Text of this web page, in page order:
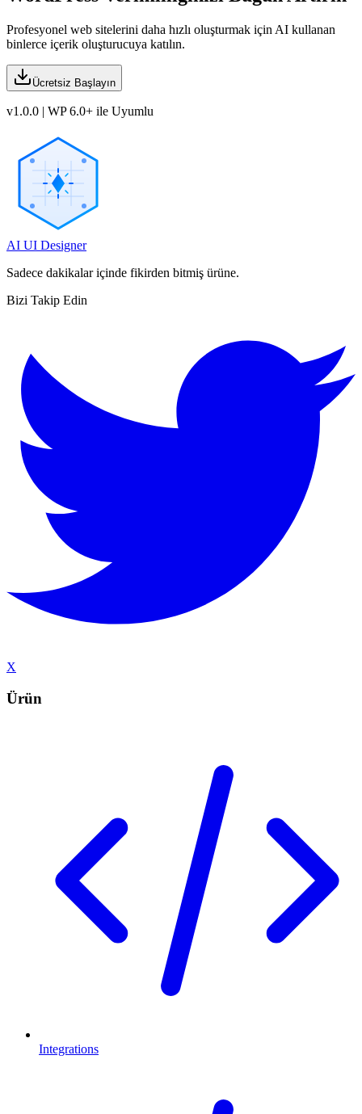
Profesyonel web sitelerini daha hızlı oluşturmak için AI kullanan
binlerce içerik oluşturucuya katılın.
Ücretsiz Başlayın
v1.0.0 | WP 6.0+ ile Uyumlu
AI UI Designer
Sadece dakikalar içinde fikirden bitmiş ürüne.
Bizi Takip Edin
X
Ürün
Integrations